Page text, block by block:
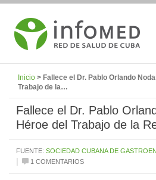
Inicio > Fallece el Dr. Pablo Orlando
Trabajo de la…
Fallece el Dr. Pablo
Héroe del Trabajo de la
FUENTE: SOCIEDAD CUBANA DE
| 1 COMENTARIOS